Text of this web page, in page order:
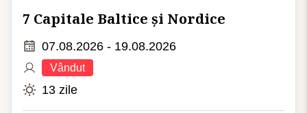
7 Capitale Baltice și Nordice
07.08.2026 - 19.08.2026
Vândut
13 zile